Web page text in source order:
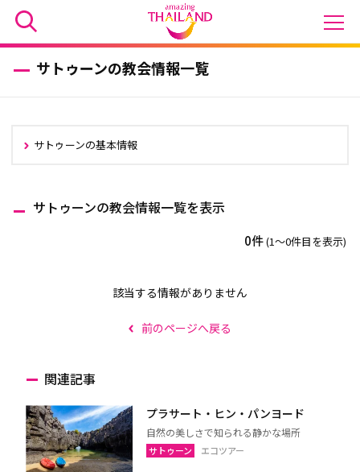
サトゥーンの教会情報一覧
サトゥーンの基本情報
サトゥーンの教会情報一覧を表示
0件(1〜0件目を表示)
該当する情報がありません
前のページへ戻る
関連記事
プラサート・ヒン・パンヨード
自然の美しさで知られる静かな場所
サトゥーン エコツアー